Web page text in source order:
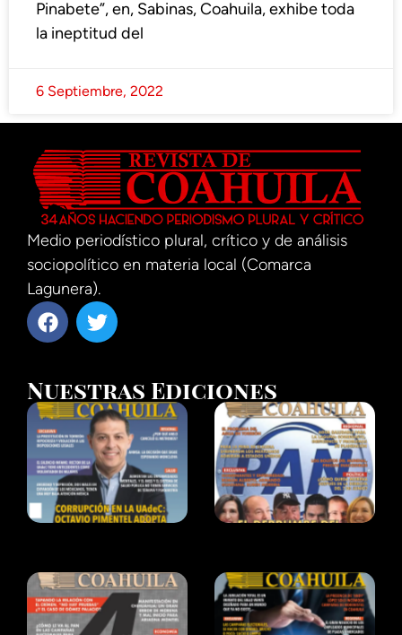
Pinabete”, en, Sabinas, Coahuila, exhibe toda
la ineptitud del
6 Septiembre, 2022
Medio periodístico plural, crítico y de análisis
sociopolítico en materia local (Comarca
Lagunera).
Nuestras Ediciones